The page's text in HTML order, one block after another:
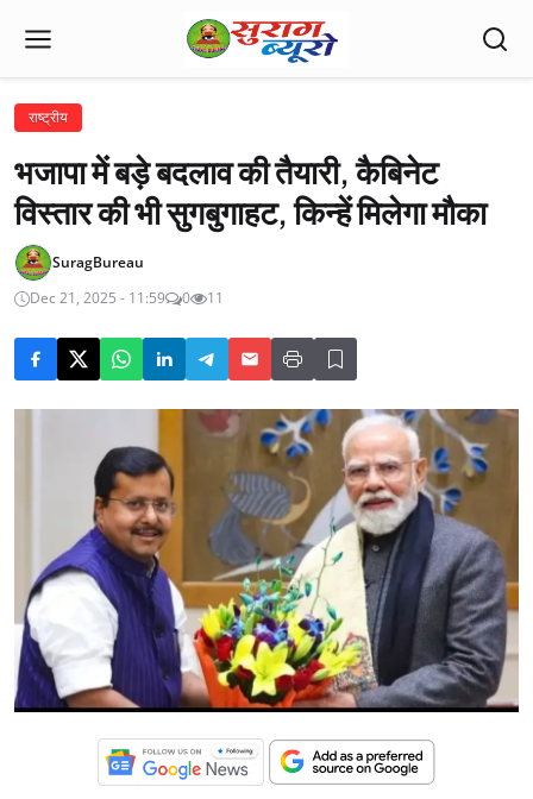
राष्ट्रीय
भजापा में बड़े बदलाव की तैयारी, कैबिनेट
विस्तार की भी सुगबुगाहट, किन्हें मिलेगा मौका
SuragBureau
Dec 21, 2025 - 11:59
0 11